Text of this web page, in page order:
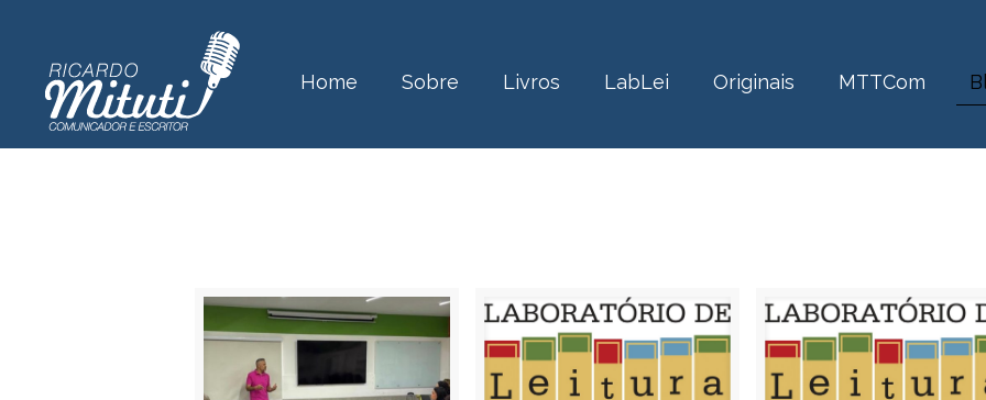
Home Sobre Livros LabLei Originais MTTCom